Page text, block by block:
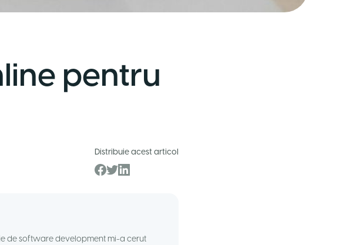
pentru
Distribuie acest articol
de software development mi-a cerut